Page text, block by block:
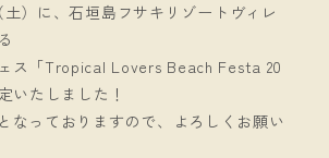
土）に、石垣島フサキリゾートヴィレ
ス「Tropical Lovers Beach Festa 20
いたしました！
なっておりますので、よろしくお願い